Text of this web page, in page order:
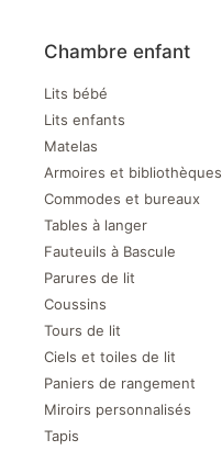
Chambre enfant
Lits bébé
Lits enfants
Matelas
Armoires et bibliothèques
Commodes et bureaux
Tables à langer
Fauteuils à Bascule
Parures de lit
Coussins
Tours de lit
Ciels et toiles de lit
Paniers de rangement
Miroirs personnalisés
Tapis